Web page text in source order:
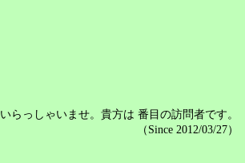
いらっしゃいませ。貴方は 番目の訪問者です。
（Since 2012/03/27）